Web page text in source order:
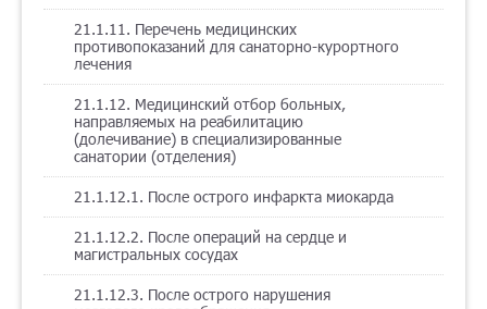
21.1.11. Перечень медицинских
противопоказаний для санаторно-курортного
лечения
21.1.12. Медицинский отбор больных,
направляемых на реабилитацию
(долечивание) в специализированные
санатории (отделения)
21.1.12.1. После острого инфаркта миокарда
21.1.12.2. После операций на сердце и
магистральных сосудах
21.1.12.3. После острого нарушения